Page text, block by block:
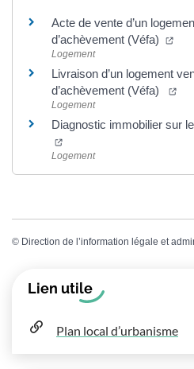
Acte de vente d’un
d’achèvement (Véfa)
Logement
Livraison d’un logement
d’achèvement (Véfa)
Logement
Diagnostic immobilier sur
(ouverture dans un nouvel
Logement
© Direction de l’information légale et
Informations
Lien utile
Plan local d’urbanisme